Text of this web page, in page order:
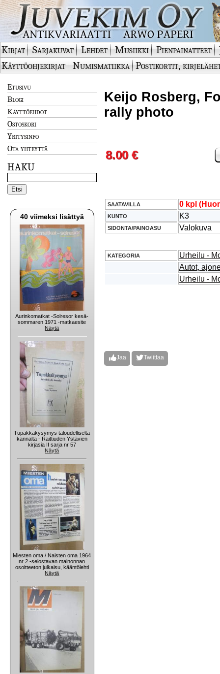
Kirjat Sarjakuvat Lehdet Musiikki Pienpainatteet
Käyttöohjekirjat
Numismatiikka Postikortit,
Etusivu
Blogi
Käyttöehdot
Ostoskori
Yritysinfo
Ota yhteyttä
HAKU
40 viimeksi lisättyä
Aurinkomatkat -Solresor kesä-
sommaren 1971 -matkaesite
Näytä
Tupakkakysymys taloudelliselta
kannalta - Raittiuden Ystävien
kirjasia II sarja nr 57
Näytä
Miesten oma / Naisten oma 1964
nr 2 -selostavan mainonnan
osoitteeton julkaisu, kääntölehti
Näytä
Keijo Rosberg,
rally photo
8.00 €
SAATAVILLA 0 kpl
KUNTO K3
SIDONTA/PAINOASU Valokuva
KATEGORIA
Urheilu -
Autot,
Urheilu -
Jaa Twiittaa